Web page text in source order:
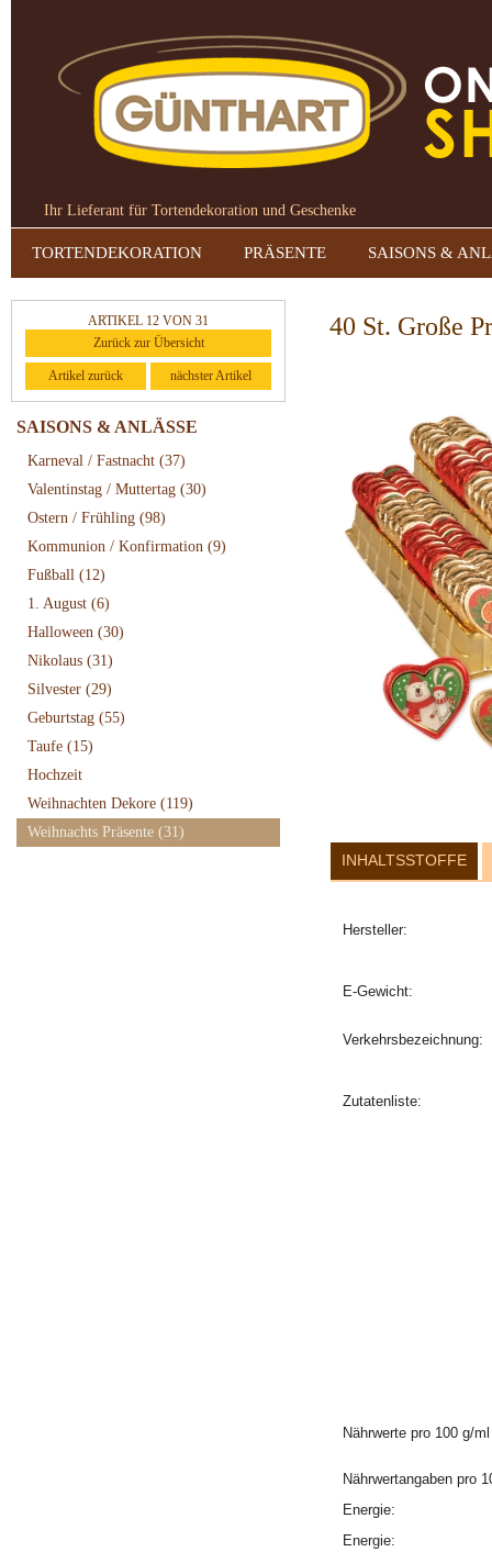
Ihr Lieferant für Tortendekoration und Geschenke
TORTENDEKORATION PRÄSENTE SAISONS &
ARTIKEL 12 VON 31
Zurück zur Übersicht
Artikel zurück nächster Artikel
SAISONS & ANLÄSSE
Karneval / Fastnacht (37)
Valentinstag / Muttertag (30)
Ostern / Frühling (98)
Kommunion / Konfirmation (9)
Fußball (12)
1. August (6)
Halloween (30)
Nikolaus (31)
Silvester (29)
Geburtstag (55)
Taufe (15)
Hochzeit
Weihnachten Dekore (119)
Weihnachts Präsente (31)
40 St. Große
INHALTSSTOFFE
Hersteller:
E-Gewicht:
Verkehrsbezeichnung:
Zutatenliste:
Nährwerte pro 100 g/ml
Nährwertangaben pro
Energie:
Energie: